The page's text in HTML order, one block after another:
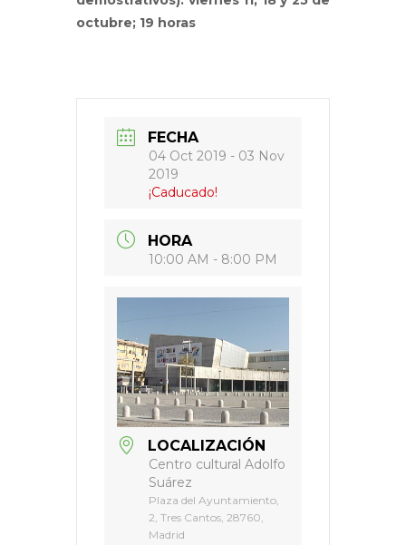
octubre; 19 horas
FECHA
04 Oct 2019 - 03 Nov
2019
¡Caducado!
HORA
10:00 AM - 8:00 PM
LOCALIZACIÓN
Centro cultural Adolfo
Suárez
Plaza del Ayuntamiento,
2, Tres Cantos, 28760,
Madrid